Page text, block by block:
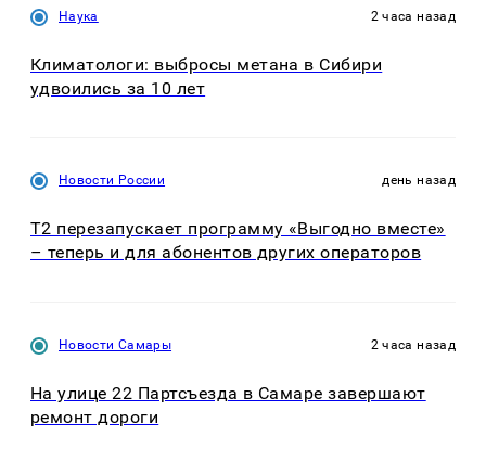
Наука 2 часа назад
Климатологи: выбросы метана в Сибири
удвоились за 10 лет
Новости России день назад
Т2 перезапускает программу «Выгодно вместе»
– теперь и для абонентов других операторов
Новости Самары 2 часа назад
На улице 22 Партсъезда в Самаре завершают
ремонт дороги